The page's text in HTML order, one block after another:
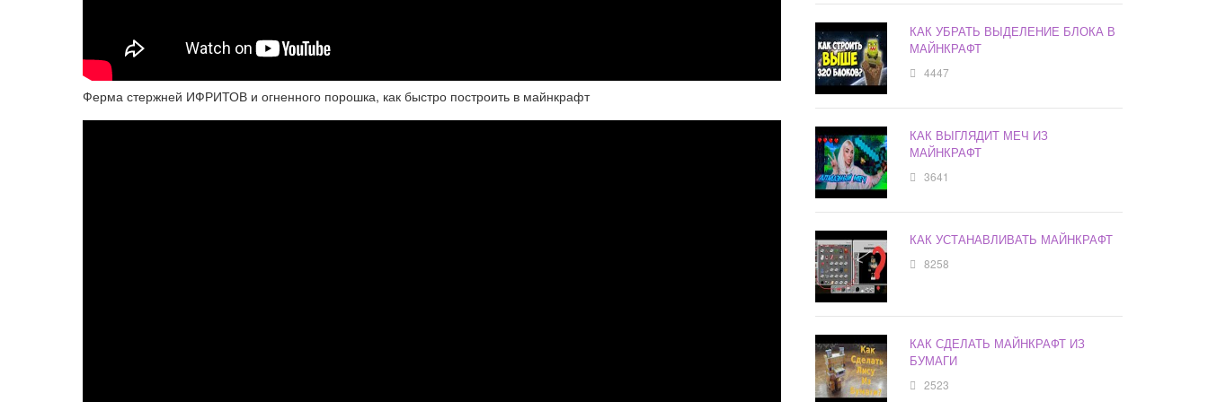
Ферма стержней ИФРИТОВ и огненного порошка, как быстро построить в майнкрафт
КАК УБРАТЬ ВЫДЕЛЕНИЕ БЛОКА В
МАЙНКРАФТ
4447
КАК ВЫГЛЯДИТ МЕЧ ИЗ
МАЙНКРАФТ
3641
КАК УСТАНАВЛИВАТЬ МАЙНКРАФТ
8258
КАК СДЕЛАТЬ МАЙНКРАФТ ИЗ
БУМАГИ
2523